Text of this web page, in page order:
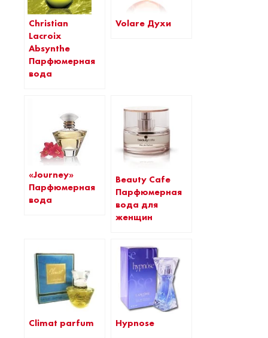
Christian
Lacroix
Absynthe
Парфюмерная
вода
Volare Духи
«Journey»
Парфюмерная
вода
Beauty Cafe
Парфюмерная
вода для
женщин
Climat parfum Hypnose